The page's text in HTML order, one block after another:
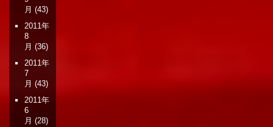
月 (43)
2011年
8
月 (36)
2011年
7
月 (43)
2011年
6
月 (28)